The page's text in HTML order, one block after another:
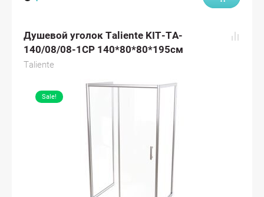
Душевой уголок Taliente KIT-TA-
140/08/08-1CP 140*80*80*195см
Taliente
Sale!